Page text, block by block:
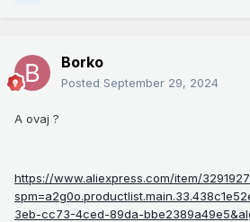
Borko
Posted September 29, 2024
A ovaj ?
https://www.aliexpress.com/item/
3eb-cc73-4ced-89da-